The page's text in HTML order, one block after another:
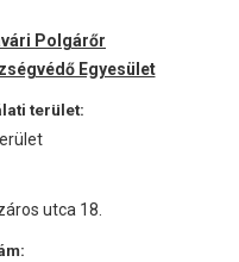
Polgárőr
Egyesület
terület:
utca 18.